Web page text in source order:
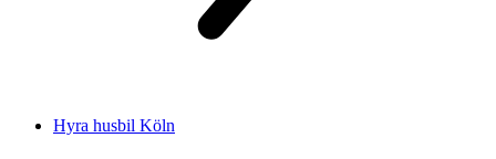
Hyra husbil Köln